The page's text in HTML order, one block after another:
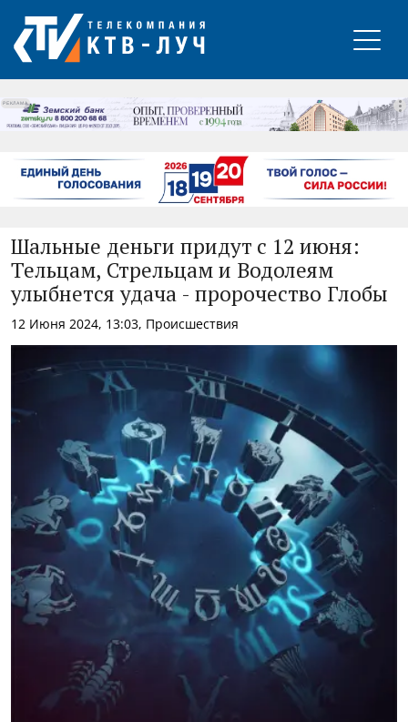
РЕКЛАМА
Шальные деньги придут с 12 июня:
Тельцам, Стрельцам и Водолеям
улыбнется удача - пророчество Глобы
12 Июня 2024, 13:03, Происшествия